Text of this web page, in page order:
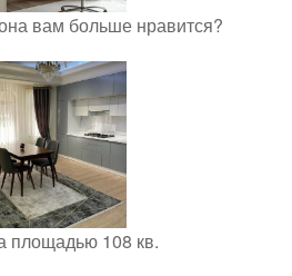
вам больше нравится?
площадью 108 кв.